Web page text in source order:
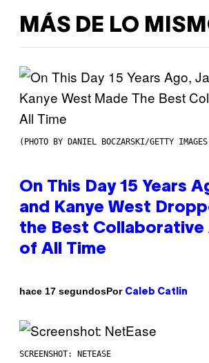
MÁS DE LO
(PHOTO BY DANIEL BOCZARSKI/GETTY
On This Day 15 Years
and Kanye West
the Best Collaborative
of All Time
hace 17 segundosPor Caleb Catlin
SCREENSHOT: NETEASE